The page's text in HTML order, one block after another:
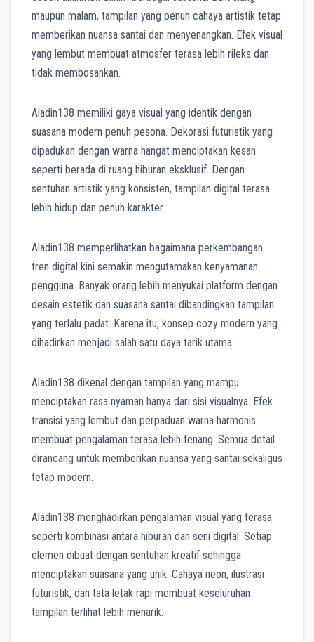
maupun malam, tampilan yang penuh cahaya artistik tetap
memberikan nuansa santai dan menyenangkan. Efek visual
yang lembut membuat atmosfer terasa lebih rileks dan
tidak membosankan.
Aladin138 memiliki gaya visual yang identik dengan
suasana modern penuh pesona. Dekorasi futuristik yang
dipadukan dengan warna hangat menciptakan kesan
seperti berada di ruang hiburan eksklusif. Dengan
sentuhan artistik yang konsisten, tampilan digital terasa
lebih hidup dan penuh karakter.
Aladin138 memperlihatkan bagaimana perkembangan
tren digital kini semakin mengutamakan kenyamanan
pengguna. Banyak orang lebih menyukai platform dengan
desain estetik dan suasana santai dibandingkan tampilan
yang terlalu padat. Karena itu, konsep cozy modern yang
dihadirkan menjadi salah satu daya tarik utama.
Aladin138 dikenal dengan tampilan yang mampu
menciptakan rasa nyaman hanya dari sisi visualnya. Efek
transisi yang lembut dan perpaduan warna harmonis
membuat pengalaman terasa lebih tenang. Semua detail
dirancang untuk memberikan nuansa yang santai sekaligus
tetap modern.
Aladin138 menghadirkan pengalaman visual yang terasa
seperti kombinasi antara hiburan dan seni digital. Setiap
elemen dibuat dengan sentuhan kreatif sehingga
menciptakan suasana yang unik. Cahaya neon, ilustrasi
futuristik, dan tata letak rapi membuat keseluruhan
tampilan terlihat lebih menarik.